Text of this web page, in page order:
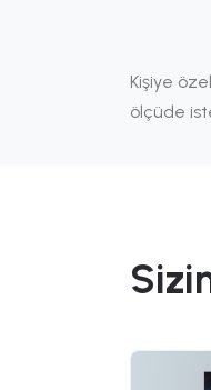
Kişiye
ölçüde